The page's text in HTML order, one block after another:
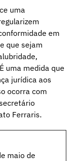
uma
em
que sejam
uma medida que
jurídica aos
ocorra com
Ferraris.
maio de